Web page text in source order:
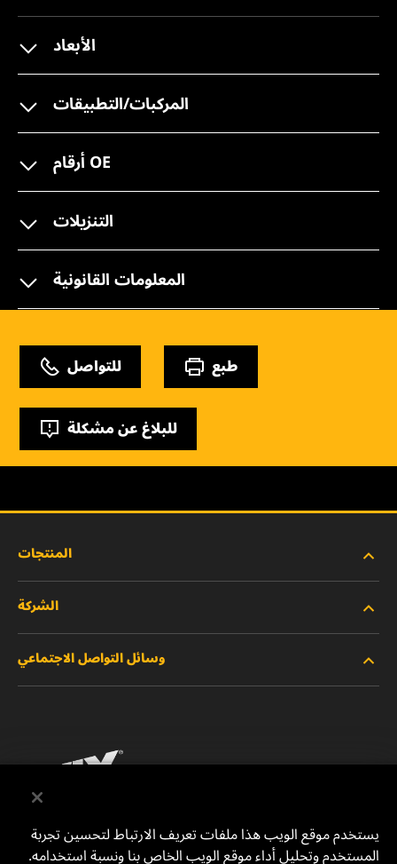
الأبعاد
المركبات/التطبيقات
أرقام OE
التنزيلات
المعلومات القانونية
للتواصل طبع
للبلاغ عن مشكلة
المنتجات
المنتجات الجديدة
المنتجات المتوقفة/المستبدلة
الشركة
الوظائف
إشعار قانوني
الطباعة
للتواصل معنا
وسائل التواصل الاجتماعي
يوتيوب
يستخدم موقع الويب هذا ملفات تعريف الارتباط لتحسين تجربة
المستخدم وتحليل أداء موقع الويب الخاص بنا ونسبة استخدامه.